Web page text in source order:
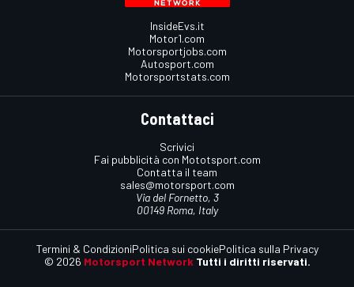
InsideEvs.it
Motor1.com
Motorsportjobs.com
Autosport.com
Motorsportstats.com
Contattaci
Scrivici
Fai pubblicità con Mototsport.com
Contatta il team
sales@motorsport.com
Via del Fornetto, 3
00149 Roma, Italy
© 2026 Motorsport Network Tutti i diritti riservati.
Termini & CondizioniPolitica sui cookiePolitica sulla Privacy